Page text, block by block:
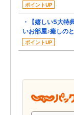
ポイントUP
・【嬉しい5大特
いお部屋♪癒しの
ポイントUP